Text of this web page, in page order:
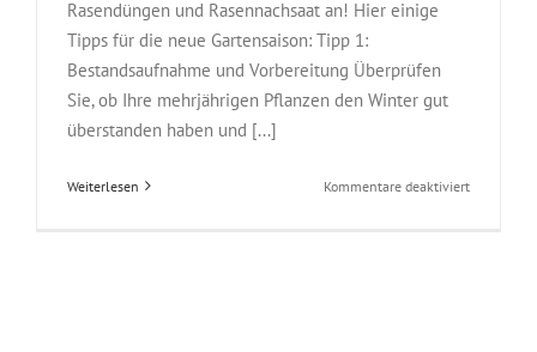
Rasendüngen und Rasennachsaat an! Hier einige
Tipps für die neue Gartensaison: Tipp 1:
Bestandsaufnahme und Vorbereitung Überprüfen
Sie, ob Ihre mehrjährigen Pflanzen den Winter gut
überstanden haben und [...]
Weiterlesen Kommentare deaktiviertfür